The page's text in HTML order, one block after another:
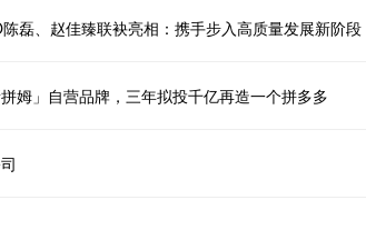
磊、赵佳臻联袂亮相：携手步入高质量发展新阶段
姆」自营品牌，三年拟投千亿再造一个拼多多